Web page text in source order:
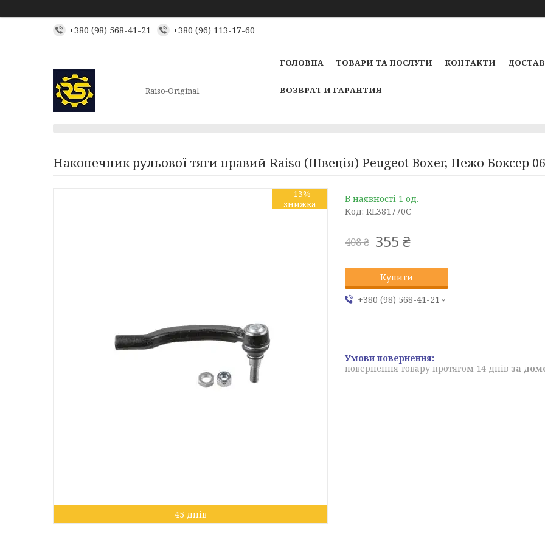
+380 (98) 568-41-21 +380 (96) 113-17-60
Raiso-Original
ГОЛОВНА ТОВАРИ ТА ПОСЛУГИ КОНТАКТИ
ВОЗВРАТ И ГАРАНТИЯ
Наконечник рульової тяги правий Raiso (Швеція) Peugeot Boxer, Пежо Боксер
–13%
45 днів
В наявності 1 од.
Код: RL381770C
408 ₴ 355 ₴
Купити
+380 (98) 568-41-21
повернення товару протягом 14 днів за